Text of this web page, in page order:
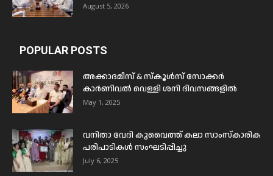
August 5, 2026
POPULAR POSTS
അക്കാദമീസ് & സ്കൂൾസ് സോക്കർ
കാർണിവൽ വെള്ളി ശനി ദിവസങ്ങളിൽ
May 1, 2025
വനിതാ വേദി കുവൈത്ത് കലാ സാംസ്കാരിക
പരിപാടികൾ സംഘടിപ്പിച്ചു
July 6, 2025